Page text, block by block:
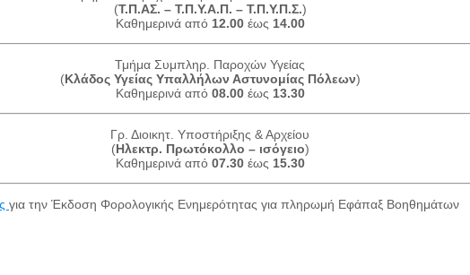
(Τ.Π.ΑΣ. – Τ.Π.Υ.Α.Π. – Τ.Π.Υ.Π.Σ.)
Καθημερινά από 12.00 έως 14.00
Τμήμα Συμπληρ. Παροχών Υγείας
(Κλάδος Υγείας Υπαλλήλων Αστυνομίας Πόλεων)
Καθημερινά από 08.00έως 13.30
Γρ. Διοικητ. Υποστήριξης & Αρχείου
(Ηλεκτρ. Πρωτόκολλο – ισόγειο)
Καθημερινά από 07.30έως 15.30
για την Έκδοση Φορολογικής Ενημερότητας για πληρωμή Εφάπαξ Βοηθημάτων